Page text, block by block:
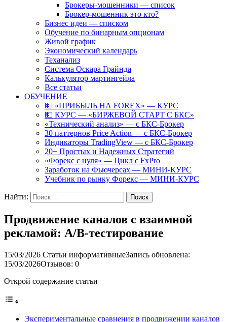
Брокеры-мошенники — список
Брокер-мошенник это кто?
Бизнес идеи — списком
Обучение по бинарным опционам
Живой график
Экономический календарь
Теханализ
Система Оскара Грайнда
Калькулятор мартингейла
Все статьи
ОБУЧЕНИЕ
💵 «ПРИБЫЛЬ НА FOREX» — КУРС
💵 КУРС — «БИРЖЕВОЙ СТАРТ С БКС»
«Технический анализ» — с БКС-Брокер
30 паттернов Price Action — с БКС-Брокер
Индикаторы TradingView — с БКС-Брокер
20+ Простых и Надежных Стратегий
«Форекс с нуля» — Цикл с FxPro
Заработок на Фьючерсах — МИНИ-КУРС
Учебник по рынку Форекс — МИНИ-КУРС
Найти:
Продвижение каналов с взаимной
рекламой: A/B-тестирование
15/03/2026 Статьи информативныеЗапись обновлена:
15/03/2026Отзывов: 0
Открой содержание статьи
Экспериментальные сравнения в продвижении каналов